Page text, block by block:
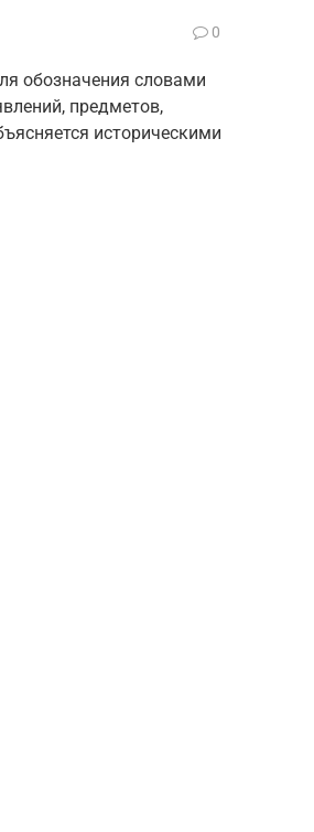
0
обозначения словами
предметов,
историческими